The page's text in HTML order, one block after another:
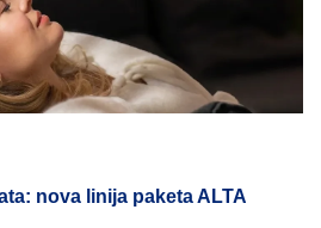
nova linija paketa ALTA